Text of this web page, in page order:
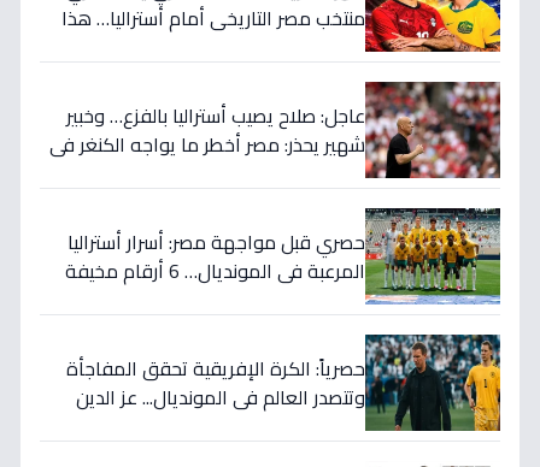
منتخب مصر التاريخي أمام أستراليا… هذا
عاجل: صلاح يصيب أستراليا بالفزع… وخبير
شهير يحذر: مصر أخطر ما يواجه الكنغر في
حصري قبل مواجهة مصر: أسرار أستراليا
المرعبة في المونديال… 6 أرقام مخيفة
حصرياً: الكرة الإفريقية تحقق المفاجأة
وتتصدر العالم في المونديال... عز الدين